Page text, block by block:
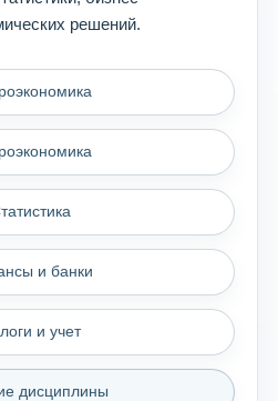
решений.
и банки
и учет
дисциплины